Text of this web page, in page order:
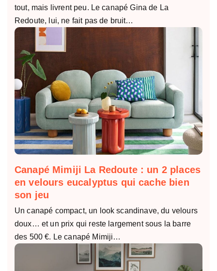
tout, mais livrent peu. Le canapé Gina de La
Redoute, lui, ne fait pas de bruit…
Canapé Mimiji La Redoute : un 2 places
en velours eucalyptus qui cache bien
son jeu
Un canapé compact, un look scandinave, du velours
doux… et un prix qui reste largement sous la barre
des 500 €. Le canapé Mimiji…